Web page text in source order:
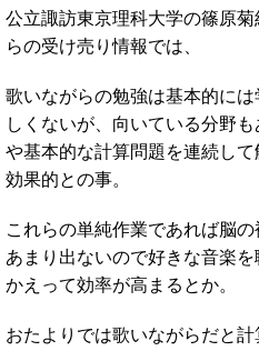
公立諏訪東京理科大学の篠原
らの受け売り情報では、
歌いながらの勉強は基本的に
しくないが、向いている分野
や基本的な計算問題を連続し
効果的との事。
これらの単純作業であれば脳
あまり出ないので好きな音楽
かえって効率が高まるとか。
おたよりでは歌いながらだと